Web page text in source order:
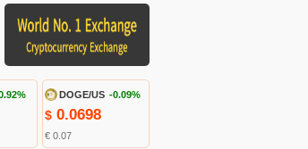
DOGE/US -0.09%
$ 0.0698
€ 0.07